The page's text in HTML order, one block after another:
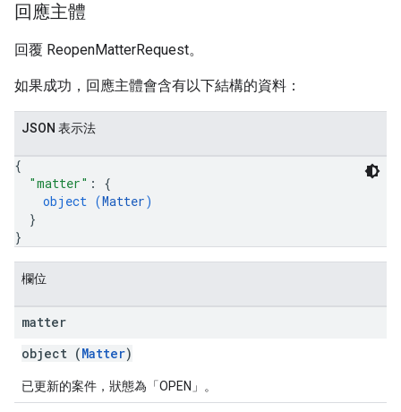
回應主體
回覆 ReopenMatterRequest。
如果成功，回應主體會含有以下結構的資料：
JSON 表示法
{
"matter" : {
object (Matter)
}
}
欄位
matter
object (Matter)
已更新的案件，狀態為「OPEN」 。